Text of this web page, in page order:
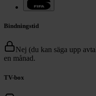
Bindningstid
Nej (du kan säga upp
en månad.
TV-box